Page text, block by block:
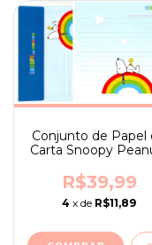
Conjunto de Papel
Carta Snoopy
Hallmark
R$39,99
4 x de R$11,89